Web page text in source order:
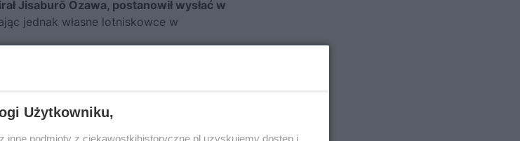
Jisaburō Ozawa, postanowił wysłać w
jednak własne lotniskowce w
Użytkowniku,
inne podmioty z ciekawostkihistoryczne.pl uzyskujemy dostęp i